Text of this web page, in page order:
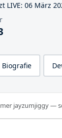
LIVE: 06 März
Biografie
jayzumjiggy —